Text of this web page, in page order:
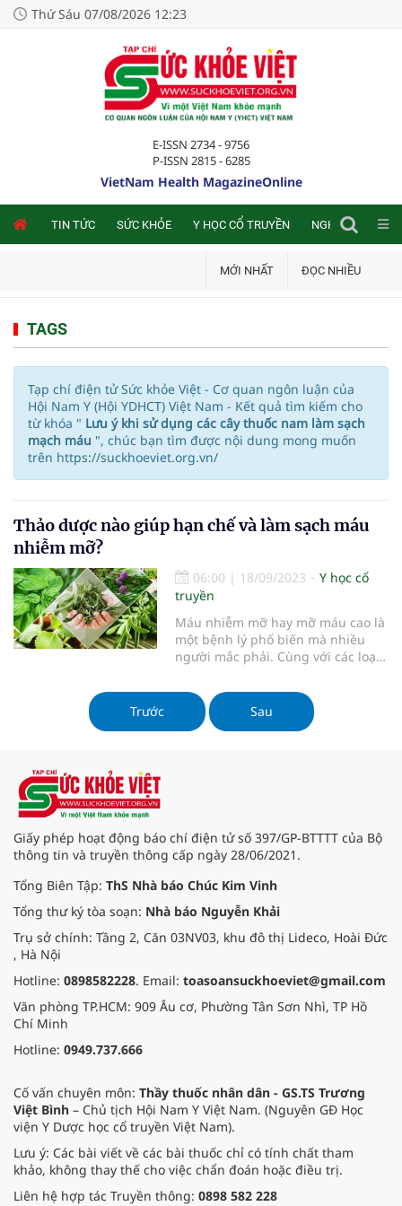
Thứ Sáu 07/08/2026 12:23
E-ISSN 2734 - 9756
P-ISSN 2815 - 6285
VietNam Health MagazineOnline
TIN TỨC SỨC KHỎE Y HỌC CỔ TRUYỀN NGHIÊN CỨU
MỚI NHẤT ĐỌC NHIỀU
TAGS
Tạp chí điện tử Sức khỏe Việt - Cơ quan ngôn luận của
Hội Nam Y (Hội YDHCT) Việt Nam - Kết quả tìm kiếm cho
từ khóa " Lưu ý khi sử dụng các cây thuốc nam làm sạch
mạch máu ", chúc bạn tìm được nội dung mong muốn
trên https://suckhoeviet.org.vn/
Thảo dược nào giúp hạn chế và làm sạch máu
nhiễm mỡ?
06:00 | 18/09/2023
Y học cổ
truyền
Máu nhiễm mỡ hay mỡ máu cao là
một bệnh lý phổ biến mà nhiều
người mắc phải. Cùng với các loại
sử dụng dược liệu Y học cổ truyền
để làm sạch mạch máu để cải
thiện tình trạng bệnh, giảm tình
Trước Sau
Giấy phép hoạt động báo chí điện tử số 397/GP-BTTTT của Bộ
thông tin và truyền thông cấp ngày 28/06/2021.
Tổng Biên Tập: ThS Nhà báo Chúc Kim Vinh
Tổng thư ký tòa soạn: Nhà báo Nguyễn Khải
Trụ sở chính: Tầng 2, Căn 03NV03, khu đô thị Lideco, Hoài Đức
, Hà Nội
Hotline: 0898582228. Email: toasoansuckhoeviet@gmail.com
Văn phòng TP.HCM: 909 Âu cơ, Phường Tân Sơn Nhì, TP Hồ
Chí Minh
Hotline: 0949.737.666
Cố vấn chuyên môn: Thầy thuốc nhân dân - GS.TS Trương
Việt Bình – Chủ tịch Hội Nam Y Việt Nam. (Nguyên GĐ Học
viện Y Dược học cổ truyền Việt Nam).
Lưu ý: Các bài viết về các bài thuốc chỉ có tính chất tham
khảo, không thay thế cho việc chẩn đoán hoặc điều trị.
Liên hệ hợp tác Truyền thông: 0898 582 228